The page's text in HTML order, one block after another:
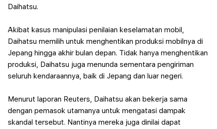
Daihatsu.
Akibat kasus manipulasi penilaian keselamatan mobil,
Daihatsu memilih untuk menghentikan produksi mobilnya di
Jepang hingga akhir bulan depan. Tidak hanya menghentikan
produksi, Daihatsu juga menunda sementara pengiriman
seluruh kendaraannya, baik di Jepang dan luar negeri.
Menurut laporan Reuters, Daihatsu akan bekerja sama
dengan pemasok utamanya untuk mengatasi dampak
skandal tersebut. Nantinya mereka juga dinilai dapat